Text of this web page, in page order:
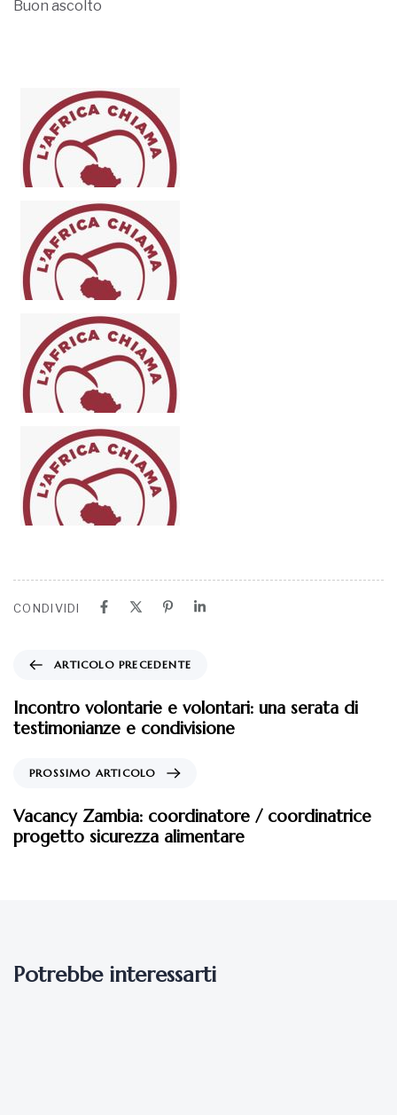
Buon ascolto
CONDIVIDI
ARTICOLO PRECEDENTE
Incontro volontarie e volontari: una serata di
testimonianze e condivisione
PROSSIMO ARTICOLO
Vacancy Zambia: coordinatore / coordinatrice
progetto sicurezza alimentare
Potrebbe interessarti